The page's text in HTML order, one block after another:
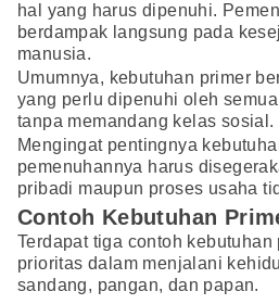
hal yang harus dipenuhi.
berdampak langsung pada
manusia.
Umumnya, kebutuhan primer
yang perlu dipenuhi oleh
tanpa memandang kelas sosial.
Mengingat pentingnya
pemenuhannya harus
pribadi maupun proses usaha
Contoh Kebutuhan
Terdapat tiga contoh
prioritas dalam menjalani
sandang, pangan, dan papan.